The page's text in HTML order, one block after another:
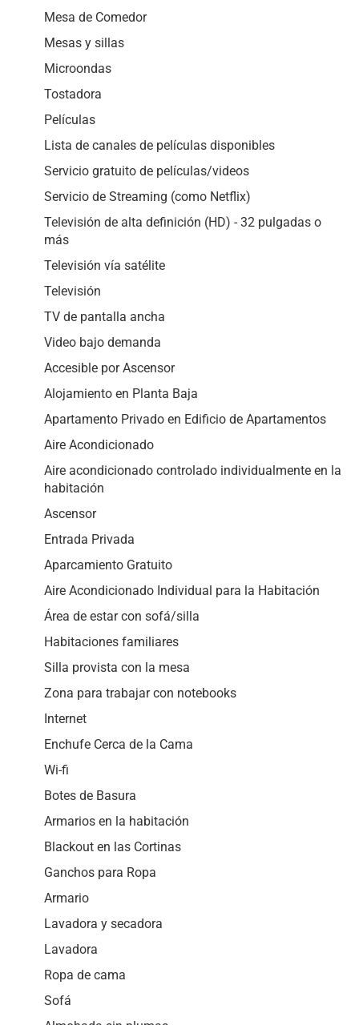
Mesa de Comedor
Mesas y sillas
Microondas
Tostadora
Películas
Lista de canales de películas disponibles
Servicio gratuito de películas/videos
Servicio de Streaming (como Netflix)
Televisión de alta definición (HD) - 32 pulgadas o
más
Televisión vía satélite
Televisión
TV de pantalla ancha
Video bajo demanda
Accesible por Ascensor
Alojamiento en Planta Baja
Apartamento Privado en Edificio de Apartamentos
Aire Acondicionado
Aire acondicionado controlado individualmente en la
habitación
Ascensor
Entrada Privada
Aparcamiento Gratuito
Aire Acondicionado Individual para la Habitación
Área de estar con sofá/silla
Habitaciones familiares
Silla provista con la mesa
Zona para trabajar con notebooks
Internet
Enchufe Cerca de la Cama
Wi-fi
Botes de Basura
Armarios en la habitación
Blackout en las Cortinas
Ganchos para Ropa
Armario
Lavadora y secadora
Lavadora
Ropa de cama
Sofá